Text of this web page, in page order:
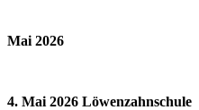
Mai 2026
4. Mai 2026 Löwenzahnschule